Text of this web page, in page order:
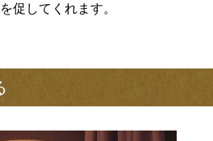
促してくれます。